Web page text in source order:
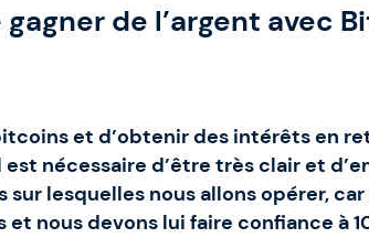
de l’argent avec
et d’obtenir des intérêts en
nécessaire d’être très clair et
lesquelles nous allons opérer,
nous devons lui faire confiance à